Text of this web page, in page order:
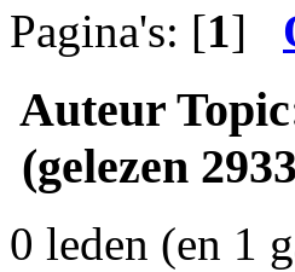
Pagina's: [1]
Auteur
(gelezen
0 leden (en 1